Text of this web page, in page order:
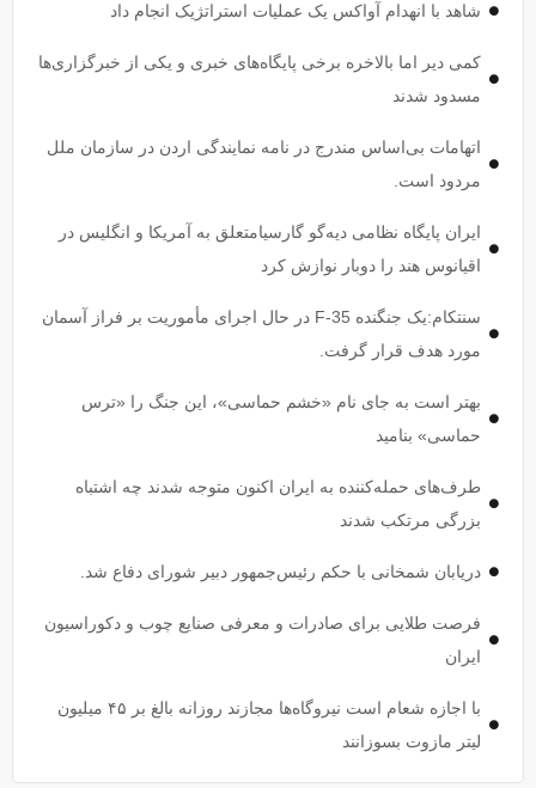
شاهد با انهدام آواکس یک عملیات استراتژیک انجام داد
کمی دیر اما بالاخره برخی پایگاه‌های خبری و یکی از خبرگزاری‌ها
مسدود شدند
اتهامات بی‌اساس مندرج در نامه نمایندگی اردن در سازمان ملل
مردود است.
ایران پایگاه نظامی دیه‌گو گارسیامتعلق به آمریکا و انگلیس در
اقیانوس هند را دوبار نوازش کرد
سنتکام:یک جنگنده F-35 در حال اجرای مأموریت بر فراز آسمان
مورد هدف قرار گرفت.
بهتر است به جای نام «خشم حماسی»، این جنگ را «ترس
حماسی» بنامید
طرف‌های حمله‌کننده به ایران اکنون متوجه شدند چه اشتباه
بزرگی مرتکب شدند
دریابان شمخانی با حکم رئیس‌جمهور دبیر شورای دفاع شد.
فرصت طلایی برای صادرات و معرفی صنایع چوب و دکوراسیون
ایران
با اجازه شعام است نیروگاه‌ها مجازند روزانه بالغ بر ۴۵ میلیون
لیتر مازوت بسوزانند